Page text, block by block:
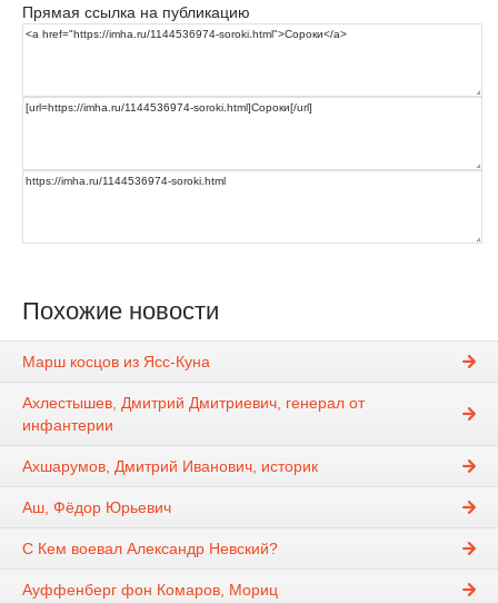
Прямая ссылка на публикацию
Похожие новости
Марш косцов из Ясс-Куна
Ахлестышев, Дмитрий Дмитриевич, генерал от
инфантерии
Ахшарумов, Дмитрий Иванович, историк
Аш, Фёдор Юрьевич
С Кем воевал Александр Невский?
Ауффенберг фон Комаров, Мориц